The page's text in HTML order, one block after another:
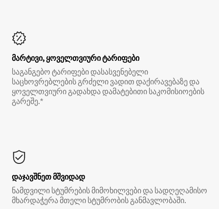
მარტივი, ყოველთვიური ტარიფები
საგანგებო ტარიფები დასასვენებელი
საცხოვრებლების გრძელი ვადით დაქირავებაზე და
ყოველთვიური გადახდა დამატებითი საკომისიოების
გარეშე.*
დაჯავშნეთ მშვიდად
ნამდვილი სტუმრების მიმოხილვები და სადღეღამისო
მხარდაჭერა მთელი სტუმრობის განმავლობაში.